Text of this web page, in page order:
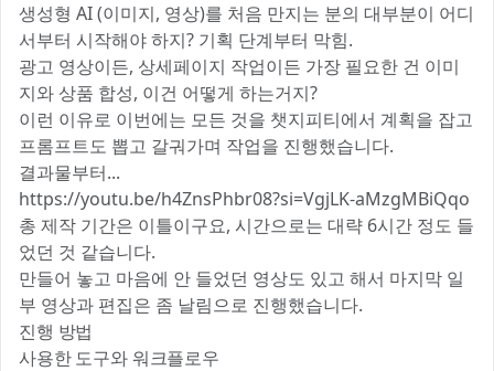
생성형 AI (이미지, 영상)를 처음 만지는 분의 대부분이 어디
서부터 시작해야 하지? 기획 단계부터 막힘.
광고 영상이든, 상세페이지 작업이든 가장 필요한 건 이미
지와 상품 합성, 이건 어떻게 하는거지?
이런 이유로 이번에는 모든 것을 챗지피티에서 계획을 잡고
프롬프트도 뽑고 갈궈가며 작업을 진행했습니다.
결과물부터...
https://youtu.be/h4ZnsPhbr08?si=VgjLK-aMzgMBiQqo
총 제작 기간은 이틀이구요, 시간으로는 대략 6시간 정도 들
었던 것 같습니다.
만들어 놓고 마음에 안 들었던 영상도 있고 해서 마지막 일
부 영상과 편집은 좀 날림으로 진행했습니다.
진행 방법
사용한 도구와 워크플로우